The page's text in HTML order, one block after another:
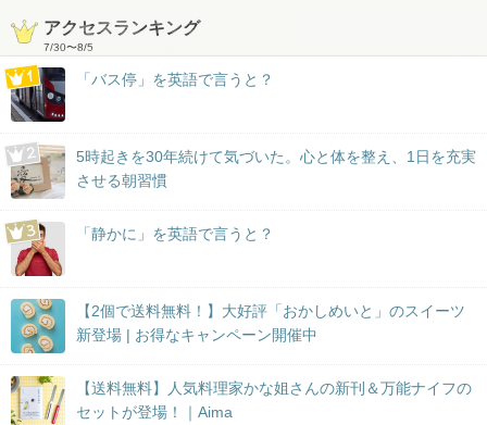
アクセスランキング
7/30〜8/5
「バス停」を英語で言うと？
5時起きを30年続けて気づいた。心と体を整え、1日を充実
させる朝習慣
「静かに」を英語で言うと？
【2個で送料無料！】大好評「おかしめいと」のスイーツ
新登場 | お得なキャンペーン開催中
【送料無料】人気料理家かな姐さんの新刊＆万能ナイフの
セットが登場！｜Aima